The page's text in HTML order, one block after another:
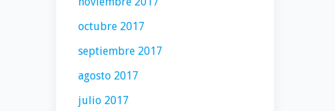
octubre 2017
septiembre 2017
agosto 2017
julio 2017